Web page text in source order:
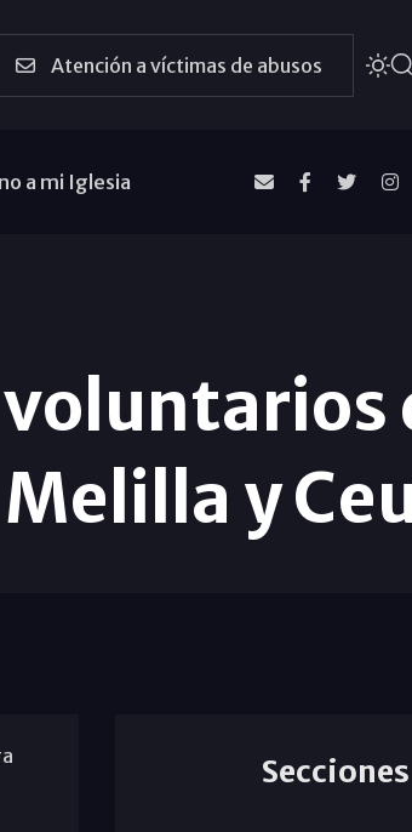
Atención a víctimas de abusos
a mi Iglesia
y
Secciones